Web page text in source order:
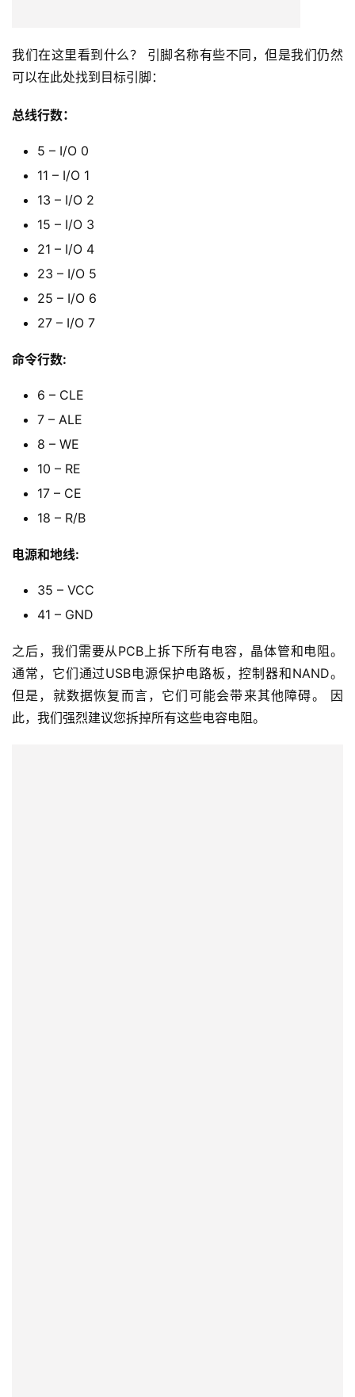
我们在这里看到什么？ 引脚名称有些不同，但是我们仍然
可以在此处找到目标引脚：
总线行数：
5 – I/O 0
11 – I/O 1
13 – I/O 2
15 – I/O 3
21 – I/O 4
23 – I/O 5
25 – I/O 6
27 – I/O 7
命令行数:
6 – CLE
7 – ALE
8 – WE
10 – RE
17 – CE
18 – R/B
电源和地线:
35 – VCC
41 – GND
之后，我们需要从PCB上拆下所有电容，晶体管和电阻。
通常，它们通过USB电源保护电路板，控制器和NAND。
但是，就数据恢复而言，它们可能会带来其他障碍。 因
此，我们强烈建议您拆掉所有这些电容电阻。